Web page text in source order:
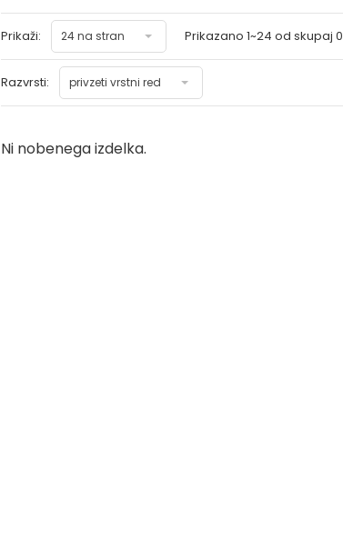
Prikaži: 24 na stran Prikazano1~24 od skupaj0
Razvrsti: privzeti vrstni red
Ni nobenega izdelka.